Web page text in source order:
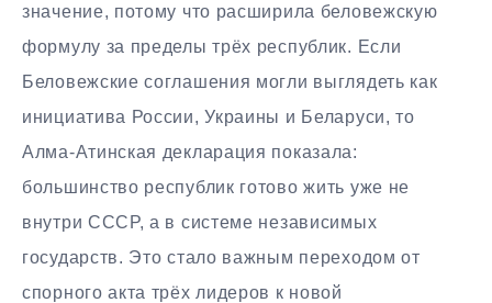
значение, потому что расширила беловежскую
формулу за пределы трёх республик. Если
Беловежские соглашения могли выглядеть как
инициатива России, Украины и Беларуси, то
Алма-Атинская декларация показала:
большинство республик готово жить уже не
внутри СССР, а в системе независимых
государств. Это стало важным переходом от
спорного акта трёх лидеров к новой